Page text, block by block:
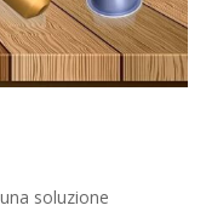
soluzione